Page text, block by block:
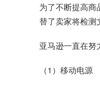
为了不断提高
替了卖家将检测
亚马逊一直在努
（1）移动电源